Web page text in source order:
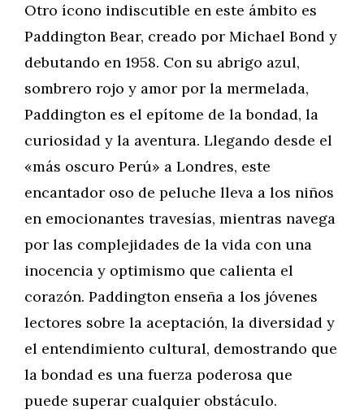
Otro ícono indiscutible en este ámbito es
Paddington Bear, creado por Michael Bond y
debutando en 1958. Con su abrigo azul,
sombrero rojo y amor por la mermelada,
Paddington es el epítome de la bondad, la
curiosidad y la aventura. Llegando desde el
«más oscuro Perú» a Londres, este
encantador oso de peluche lleva a los niños
en emocionantes travesías, mientras navega
por las complejidades de la vida con una
inocencia y optimismo que calienta el
corazón. Paddington enseña a los jóvenes
lectores sobre la aceptación, la diversidad y
el entendimiento cultural, demostrando que
la bondad es una fuerza poderosa que
puede superar cualquier obstáculo.